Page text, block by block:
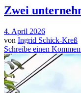
Zwei
4. April 2026
von Ingrid Schick-Kreß
Schreibe einen